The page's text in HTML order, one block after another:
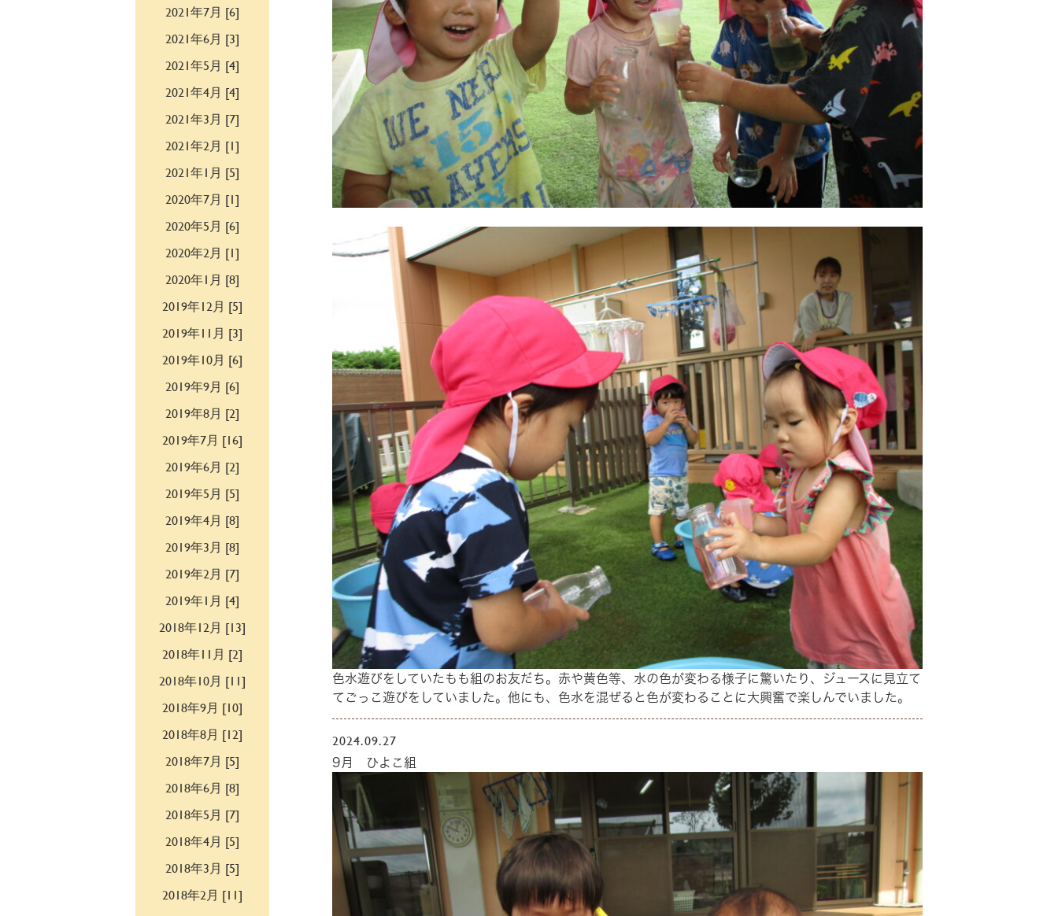
色水遊びをしていたもも組のお友だち。赤や黄色等、水の色が変わる様子に驚いたり、ジュースに見立て
てごっこ遊びをしていました。他にも、色水を混ぜると色が変わることに大興奮で楽しんでいました。
2024.09.27
9月 ひよこ組
2021年7月 [6]
2021年6月 [3]
2021年5月 [4]
2021年4月 [4]
2021年3月 [7]
2021年2月 [1]
2021年1月 [5]
2020年7月 [1]
2020年5月 [6]
2020年2月 [1]
2020年1月 [8]
2019年12月 [5]
2019年11月 [3]
2019年10月 [6]
2019年9月 [6]
2019年8月 [2]
2019年7月 [16]
2019年6月 [2]
2019年5月 [5]
2019年4月 [8]
2019年3月 [8]
2019年2月 [7]
2019年1月 [4]
2018年12月 [13]
2018年11月 [2]
2018年10月 [11]
2018年9月 [10]
2018年8月 [12]
2018年7月 [5]
2018年6月 [8]
2018年5月 [7]
2018年4月 [5]
2018年3月 [5]
2018年2月 [11]